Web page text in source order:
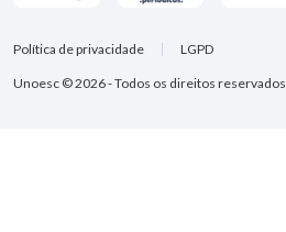
Unoesc © 2026 - Todos os direitos reservados
Política de privacidade LGPD